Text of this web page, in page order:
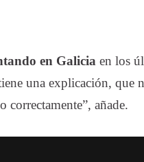
en Galicia en los
una explicación, que
correctamente”, añade.